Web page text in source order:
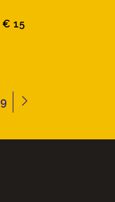
€ 15
9